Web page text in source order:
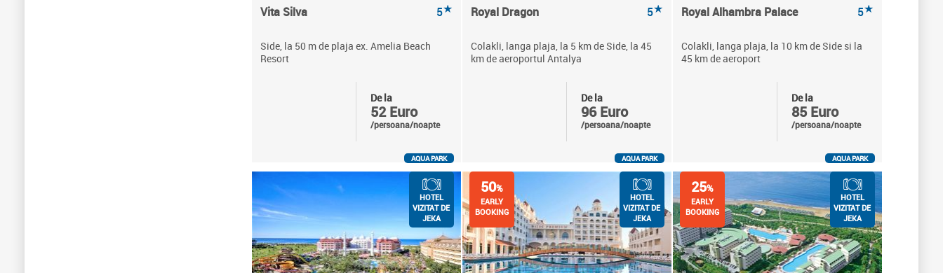
Vita Silva 5★
Side, la 50 m de plaja ex. Amelia Beach
Resort
De la
52 Euro
/persoana/noapte
AQUA PARK
Royal Dragon 5★
Colakli, langa plaja, la 5 km de Side, la 45
km de aeroportul Antalya
De la
96 Euro
/persoana/noapte
AQUA PARK
Royal Alhambra Palace 5★
Colakli, langa plaja, la 10 km de Side si la
45 km de aeroport
De la
85 Euro
/persoana/noapte
AQUA PARK
HOTEL
VIZITAT DE
JEKA
50%
EARLY
BOOKING
HOTEL
VIZITAT DE
JEKA
25%
EARLY
BOOKING
HOTEL
VIZITAT DE
JEKA